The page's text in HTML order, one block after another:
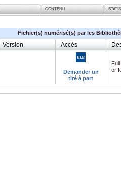
CONTENU
Fichier(s) numérisé(s) par les
Version Accès
Demander un
tiré à part
or